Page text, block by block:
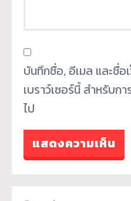
บันทึกชื่อ, อีเมล และชื่
เบราว์เซอร์นี้ สำหรับก
ไป